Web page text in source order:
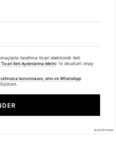
tarafıma ticari elektronik ileti
Ticari İleti Aydınlatma Metni 'ni okudum onay
korunmasını, sms ve WhatsApp